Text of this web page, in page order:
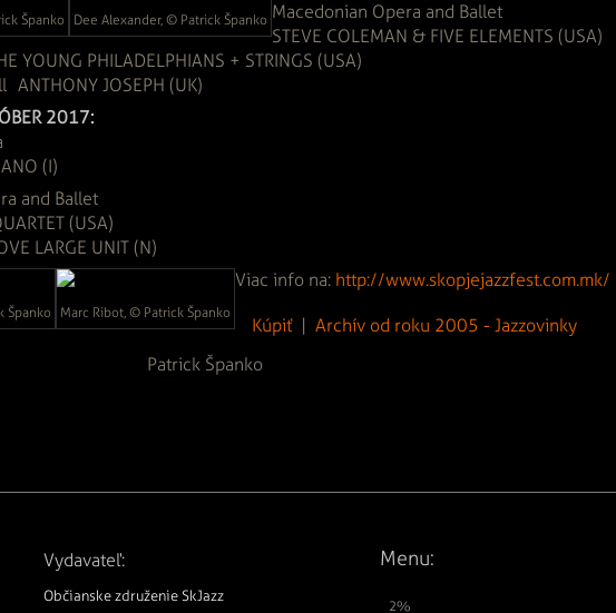
Španko Dee Alexander, © Patrick Španko Macedonian Opera and Ballet
STEVE COLEMAN & FIVE ELEMENTS (USA)
YOUNG PHILADELPHIANS + STRINGS (USA)
ANTHONY JOSEPH (UK)
2017:
(I)
and Ballet
(USA)
LARGE UNIT (N)
Španko Marc Ribot, © Patrick Španko
Viac info na: http://www.skopjejazzfest.com.mk/
Kúpiť| Archív od roku 2005 - Jazzovinky
Patrick Španko
Vydavateľ:
Občianske združenie SkJazz
Menu:
2%